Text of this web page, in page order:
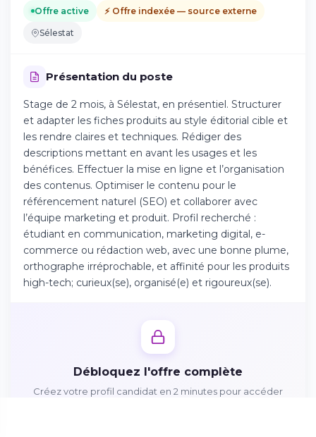
Offre active ⚡ Offre indexée — source externe
Sélestat
Présentation du poste
Stage de 2 mois, à Sélestat, en présentiel. Structurer
et adapter les fiches produits au style éditorial cible et
les rendre claires et techniques. Rédiger des
descriptions mettant en avant les usages et les
bénéfices. Effectuer la mise en ligne et l’organisation
des contenus. Optimiser le contenu pour le
référencement naturel (SEO) et collaborer avec
l’équipe marketing et produit. Profil recherché :
étudiant en communication, marketing digital, e-
commerce ou rédaction web, avec une bonne plume,
orthographe irréprochable, et affinité pour les produits
high-tech; curieux(se), organisé(e) et rigoureux(se).
Débloquez l'offre complète
Créez votre profil candidat en 2 minutes pour accéder
Continuer sur iPhone
Téléchargez l'app sur l'App Store
Continuer sur Android
Téléchargez l'app sur Google Play
Se connecter sur le web
Accédez à votre compte depuis votre